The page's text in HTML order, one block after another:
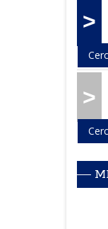
>
>